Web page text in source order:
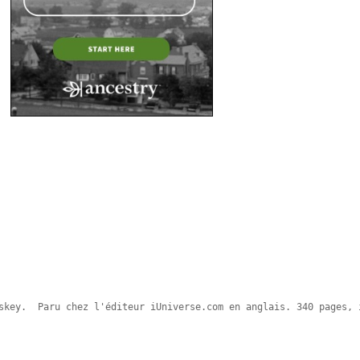
Paru chez l'éditeur iUniverse.com en anglais. 340